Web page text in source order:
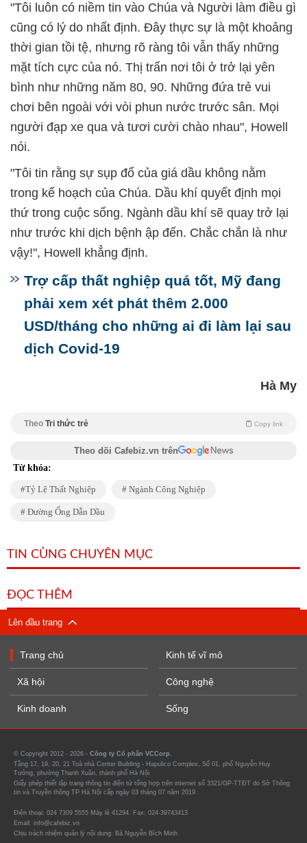
"Tôi luôn có niềm tin vào Chúa và Người làm điều gì
cũng có lý do nhất định. Đây thực sự là một khoảng
thời gian tồi tệ, nhưng rõ ràng tôi vẫn thấy những
mặt tích cực của nó. Thị trấn nơi tôi ở trở lại yên
bình như những năm 80, 90. Những đứa trẻ vui
chơi bên ngoài với vòi phun nước trước sân. Mọi
người đạp xe qua và tươi cười chào nhau", Howell
nói.
"Tôi tin rằng sự sụp đổ của giá dầu không nằm
trong kế hoạch của Chúa. Dầu khí quyết định mọi
thứ trong cuộc sống. Ngành dầu khí sẽ quay trở lại
như trước khi dịch bệnh ập đến. Chắc chắn là như
vậy!", Howell khẳng định.
Trợ cấp thất nghiệp quá tốt, Mỹ đang
phải xem xét phát thêm 2.000
USD/tháng cho những ai đi làm lại sau
dịch Covid-19
Hà My
Theo Tri thức trẻ Copy link
Theo dõi Cafebiz.vn trên
Từ khóa:
Tỷ Lệ Thất Nghiệp Ngành Công Nghiệp
Đường Ống Dẫn Dầu
TIN CÙNG CHUYÊN MỤC
ĐỌC THÊM
Lên đầu trang
Trang chủ
Xã hội
Kinh doanh
Kinh tế vĩ mô
Công nghệ
Sống
© Copyright 2012 - 2026 - Công ty Cổ phần VCCorp.
Tầng 17, 19, 20, 21 Toà nhà Center Building - Hapulico Complex, Số 01, phố Nguyễn Huy
Tưởng, phường Thanh Xuân, thành phố Hà Nội
Giấy phép thiết lập trang thông tin điện tử tổng hợp trên internet số 3321/GP-TTĐT do Sở Thông
tin và Truyền thông TP Hà Nội cấp ngày 03 tháng 07 năm 2019.
Điện thoại: 024 7309 5555 Máy lẻ 41294. Fax: 024-39743413
Email: info@cafebiz.vn
Chịu trách nhiệm quản lý nội dung: Bà Nguyễn Bích Minh